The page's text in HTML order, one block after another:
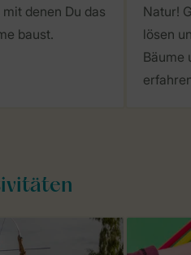
denen Du das
baust.
Natur!
lösen
Bäume